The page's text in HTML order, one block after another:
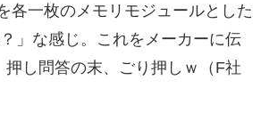
各一枚のメモリモジュールとした
」な感じ。これをメーカーに伝
し問答の末、ごり押しｗ（F社